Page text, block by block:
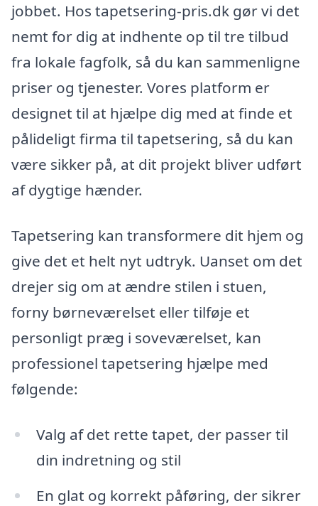
jobbet. Hos tapetsering-pris.dk gør vi det
nemt for dig at indhente op til tre tilbud
fra lokale fagfolk, så du kan sammenligne
priser og tjenester. Vores platform er
designet til at hjælpe dig med at finde et
pålideligt firma til tapetsering, så du kan
være sikker på, at dit projekt bliver udført
af dygtige hænder.
Tapetsering kan transformere dit hjem og
give det et helt nyt udtryk. Uanset om det
drejer sig om at ændre stilen i stuen,
forny børneværelset eller tilføje et
personligt præg i soveværelset, kan
professionel tapetsering hjælpe med
følgende:
Valg af det rette tapet, der passer til
din indretning og stil
En glat og korrekt påføring, der sikrer